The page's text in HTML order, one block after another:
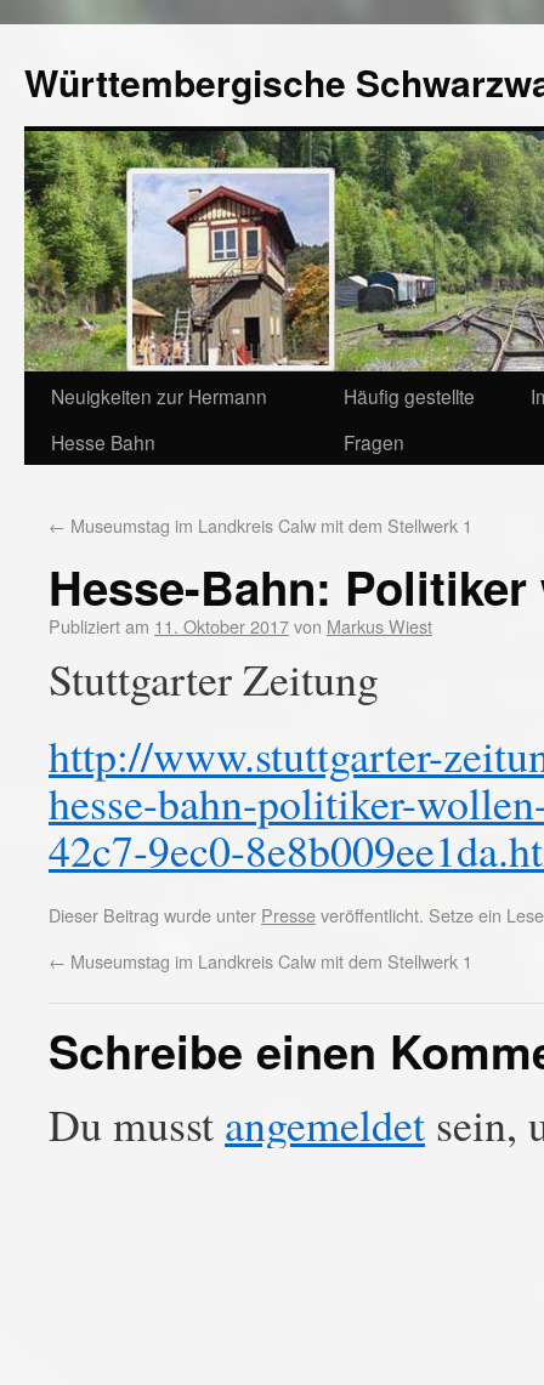
Württembergische
Neuigkeiten zur Hermann
Hesse Bahn
Häufig gestellte
Fragen
← Museumstag im Landkreis Calw mit dem Stellwerk 1
Hesse-Bahn:
Publiziert am 11. Oktober 2017von Markus Wiest
Stuttgarter Zeitung
http://www.stuttgarter-
hesse-bahn-politiker-
42c7-9ec0-
Dieser Beitrag wurde unter Presseveröffentlicht. Setze ein
← Museumstag im Landkreis Calw mit dem Stellwerk 1
Schreibe einen
Du musst angemeldet sein,